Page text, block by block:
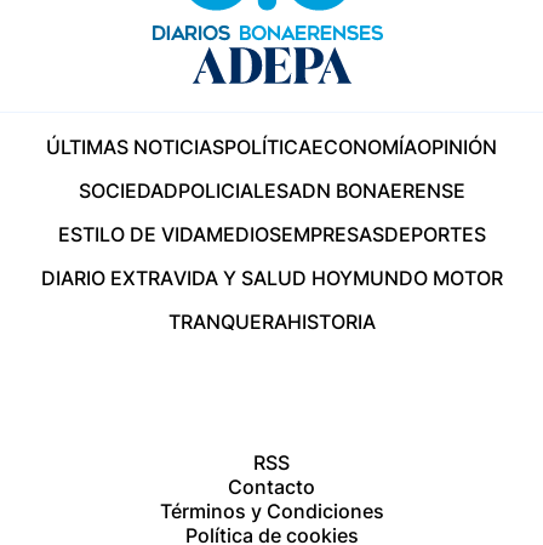
ÚLTIMAS NOTICIASPOLÍTICAECONOMÍAOPINIÓN
SOCIEDADPOLICIALESADN BONAERENSE
ESTILO DE VIDAMEDIOSEMPRESASDEPORTES
DIARIO EXTRAVIDA Y SALUD HOYMUNDO MOTOR
TRANQUERAHISTORIA
RSS
Contacto
Términos y Condiciones
Política de cookies